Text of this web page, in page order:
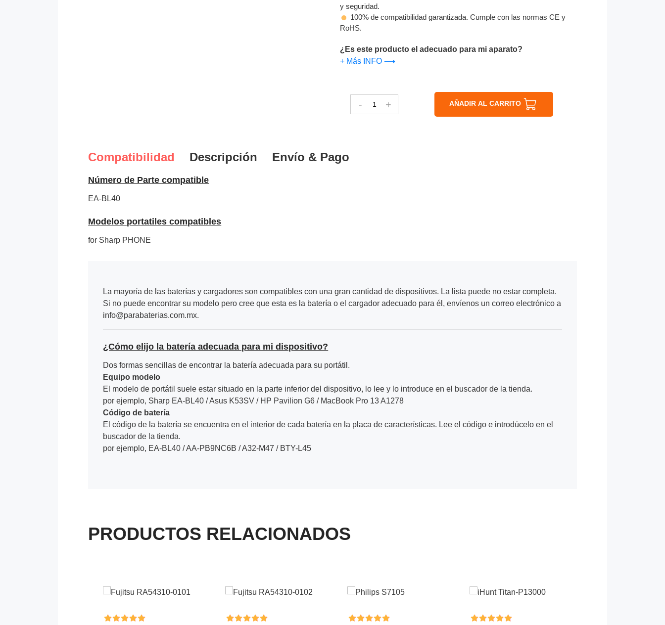
y seguridad.
100% de compatibilidad garantizada. Cumple con las normas CE y
RoHS.
¿Es este producto el adecuado para mi aparato?
+ Más INFO ⟶
- + AÑADIR AL CARRITO
Compatibilidad Descripción Envío & Pago
Número de Parte compatible
EA-BL40
Modelos portatiles compatibles
for Sharp PHONE
La mayoría de las baterías y cargadores son compatibles con una gran cantidad de dispositivos. La lista puede no estar completa.
Si no puede encontrar su modelo pero cree que esta es la batería o el cargador adecuado para él, envíenos un correo electrónico a
info@parabaterias.com.mx.
¿Cómo elijo la batería adecuada para mi dispositivo?
Dos formas sencillas de encontrar la batería adecuada para su portátil.
Equipo modelo
El modelo de portátil suele estar situado en la parte inferior del dispositivo, lo lee y lo introduce en el buscador de la tienda.
por ejemplo, Sharp EA-BL40 / Asus K53SV / HP Pavilion G6 / MacBook Pro 13 A1278
Código de batería
El código de la batería se encuentra en el interior de cada batería en la placa de características. Lee el código e introdúcelo en el
buscador de la tienda.
por ejemplo, EA-BL40 / AA-PB9NC6B / A32-M47 / BTY-L45
PRODUCTOS RELACIONADOS